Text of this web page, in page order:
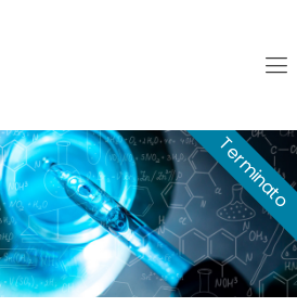
e salute: come
interviene